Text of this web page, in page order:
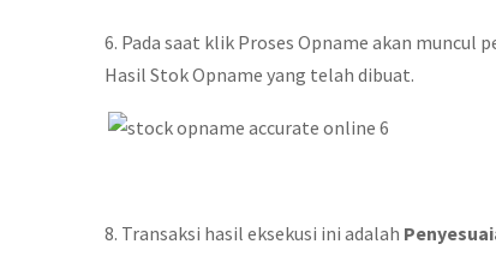
6. Pada saat klik Proses Opname akan muncul
Hasil Stok Opname yang telah dibuat.
8. Transaksi hasil eksekusi ini adalah